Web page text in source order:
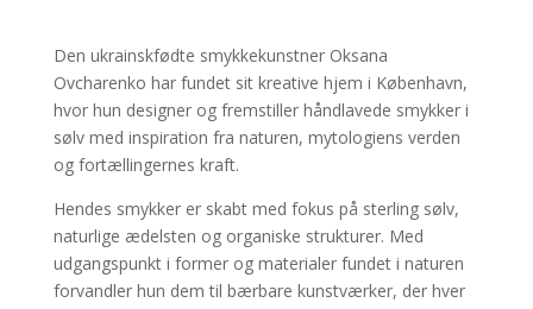
Den ukrainskfødte smykkekunstner Oksana
Ovcharenko har fundet sit kreative hjem i København,
hvor hun designer og fremstiller håndlavede smykker i
sølv med inspiration fra naturen, mytologiens verden
og fortællingernes kraft.
Hendes smykker er skabt med fokus på sterling sølv,
naturlige ædelsten og organiske strukturer. Med
udgangspunkt i former og materialer fundet i naturen
forvandler hun dem til bærbare kunstværker, der hver